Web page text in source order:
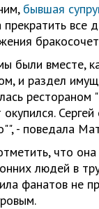
бывшая
все
были вместе,
и раздел
рестораном
- поведала
что
людей в
фанатов не